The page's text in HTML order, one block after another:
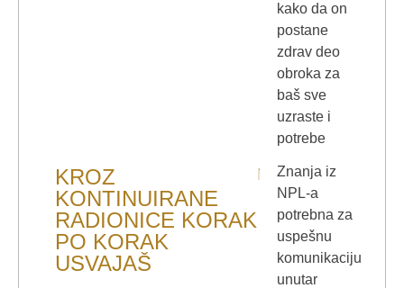
KROZ
KONTINUIRANE
RADIONICE KORAK
PO KORAK
USVAJAŠ
kako da on
postane
zdrav deo
obroka za
baš sve
uzraste i
potrebe
Znanja iz
NPL-a
potrebna za
uspešnu
komunikaciju
unutar